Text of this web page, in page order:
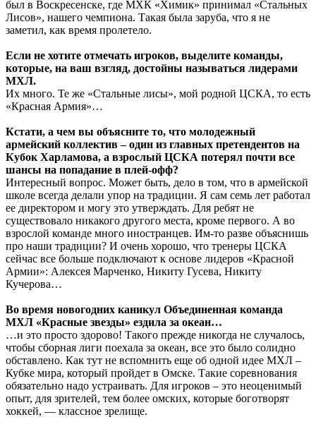
был в Воскресенске, где МХК «Химик» принимал «Стальных
Лисов», нашего чемпиона. Такая была заруба, что я не
заметил, как время пролетело.
Если не хотите отмечать игроков, выделите команды,
которые, на ваш взгляд, достойны называться лидерами
МХЛ.
Их много. Те же «Стальные лисы», мой родной ЦСКА, то есть
«Красная Армия»…
Кстати, а чем вы объясните то, что молодежный
армейский коллектив – один из главных претендентов на
Кубок Харламова, а взрослый ЦСКА потерял почти все
шансы на попадание в плей-офф?
Интересный вопрос. Может быть, дело в том, что в армейской
школе всегда делали упор на традиции. Я сам семь лет работал
ее директором и могу это утверждать. Для ребят не
существовало никакого другого места, кроме первого. А во
взрослой команде много иностранцев. Им-то разве объяснишь
про наши традиции? И очень хорошо, что тренеры ЦСКА
сейчас все больше подключают к основе лидеров «Красной
Армии»: Алексея Марченко, Никиту Гусева, Никиту
Кучерова…
Во время новогодних каникул Объединенная команда
МХЛ «Красные звезды» ездила за океан…
…и это просто здорово! Такого прежде никогда не случалось,
чтобы сборная лиги поехала за океан, все это было солидно
обставлено. Как тут не вспомнить еще об одной идее МХЛ –
Кубке мира, который пройдет в Омске. Такие соревнования
обязательно надо устраивать. Для игроков – это неоценимый
опыт, для зрителей, тем более омских, которые боготворят
хоккей, — классное зрелище.